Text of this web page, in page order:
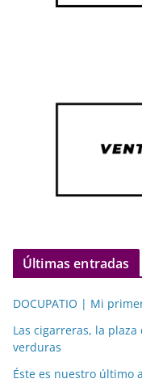
Últimas entradas
DOCUPATIO | Mi
Las cigarreras, la
verduras
Éste es nuestro último